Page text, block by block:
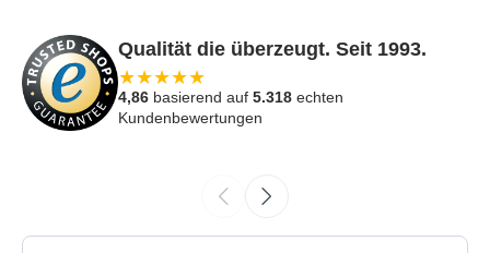
Qualität die überzeugt. Seit 1993.
★★★★★
4,86 basierend auf 5.318 echten
Kundenbewertungen